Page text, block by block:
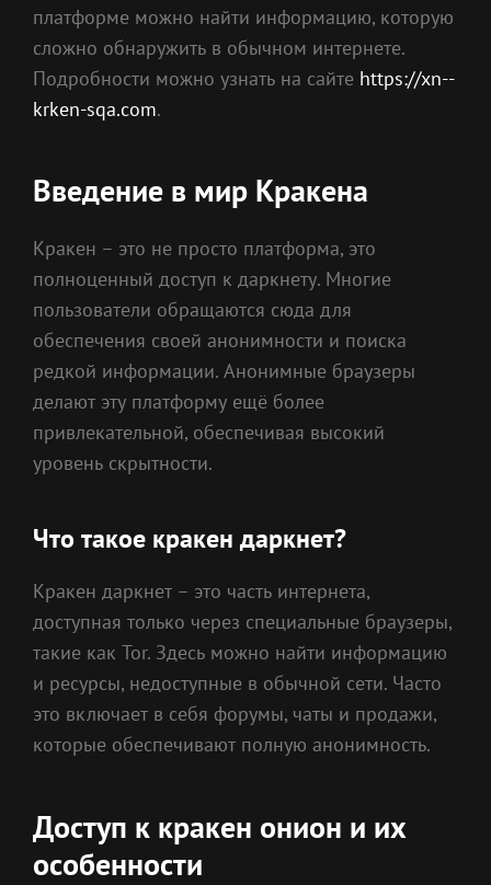
платформе можно найти информацию, которую
сложно обнаружить в обычном интернете.
Подробности можно узнать на сайте https://xn--
krken-sqa.com.
Введение в мир Кракена
Кракен – это не просто платформа, это
полноценный доступ к даркнету. Многие
пользователи обращаются сюда для
обеспечения своей анонимности и поиска
редкой информации. Анонимные браузеры
делают эту платформу ещё более
привлекательной, обеспечивая высокий
уровень скрытности.
Что такое кракен даркнет?
Кракен даркнет – это часть интернета,
доступная только через специальные браузеры,
такие как Tor. Здесь можно найти информацию
и ресурсы, недоступные в обычной сети. Часто
это включает в себя форумы, чаты и продажи,
которые обеспечивают полную анонимность.
Доступ к кракен онион и их
особенности